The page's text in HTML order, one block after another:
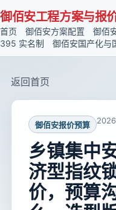
御佰安工程方案与报
首页 御佰安方案配置 御佰
395 实名制
御佰安国产化与
返回首页
御佰安报价预算
乡镇集中
济型指纹
价，预算